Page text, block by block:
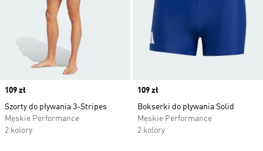
Price
109 zł
Szorty do pływania 3-Stripes
Męskie Performance
2 kolory
Price
109 zł
Bokserki do pływania Solid
Męskie Performance
2 kolory